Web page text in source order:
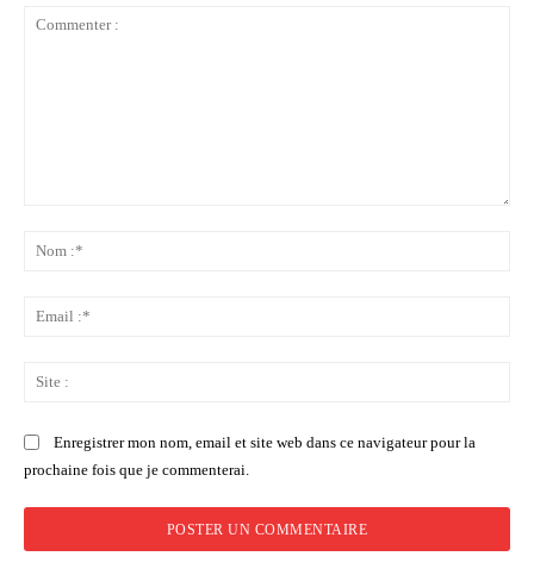
Enregistrer mon nom, email et site web dans ce navigateur pour la
prochaine fois que je commenterai.